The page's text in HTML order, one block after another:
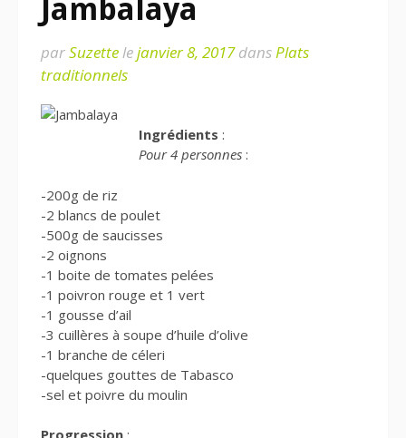
Jambalaya
parSuzettelejanvier 8, 2017dansPlats
traditionnels
Ingrédients :
Pour 4 personnes:
-200g de riz
-2 blancs de poulet
-500g de saucisses
-2 oignons
-1 boite de tomates pelées
-1 poivron rouge et 1 vert
-1 gousse d’ail
-3 cuillères à soupe d’huile d’olive
-1 branche de céleri
-quelques gouttes de Tabasco
-sel et poivre du moulin
Progression :